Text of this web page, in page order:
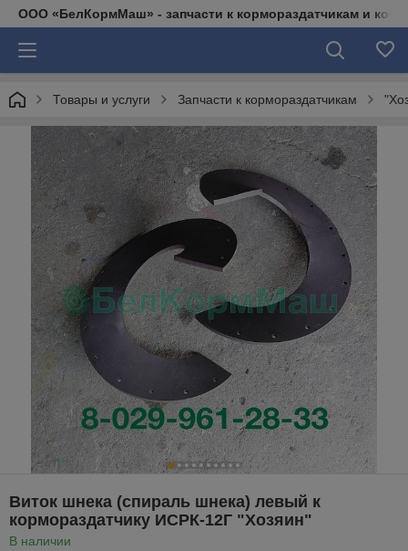
ООО «БелКормМаш» - запчасти к кормораздатчикам и
Товары и услуги Запчасти к кормораздатчикам
Виток шнека (спираль шнека) левый к
кормораздатчику ИСРК-12Г "Хозяин"
В наличии